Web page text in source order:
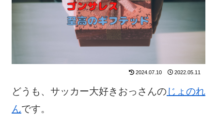
2024.07.10 2022.05.11
どうも、サッカー大好きおっさんの じょのれ
んです。